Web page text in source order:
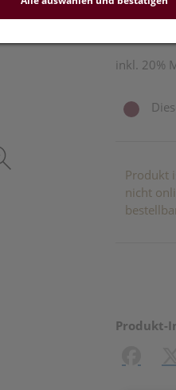
1 Stk. /
inkl. 20%
Produkt
nicht
Produkt-